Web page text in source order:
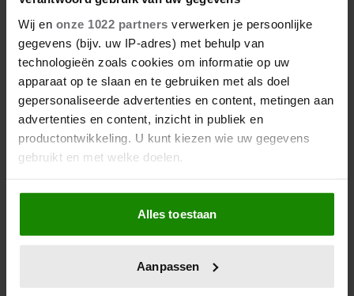
Wij en onze 1022 partners verwerken je persoonlijke
gegevens (bijv. uw IP-adres) met behulp van
technologieën zoals cookies om informatie op uw
apparaat op te slaan en te gebruiken met als doel
gepersonaliseerde advertenties en content, metingen aan
advertenties en content, inzicht in publiek en
productontwikkeling. U kunt kiezen wie uw gegevens
gebruikt en met welke doelen.
Als u het toestaat, willen we ook graag:
Informatie verzamelen over uw geografische
locatie, die tot een paar meter nauwkeurig kan zijn
scannen op specifieke eigenschappen (fingerprinting)
Alles toestaan
Aanpassen
06/08/2026
WENDING: YVES BERENDSE